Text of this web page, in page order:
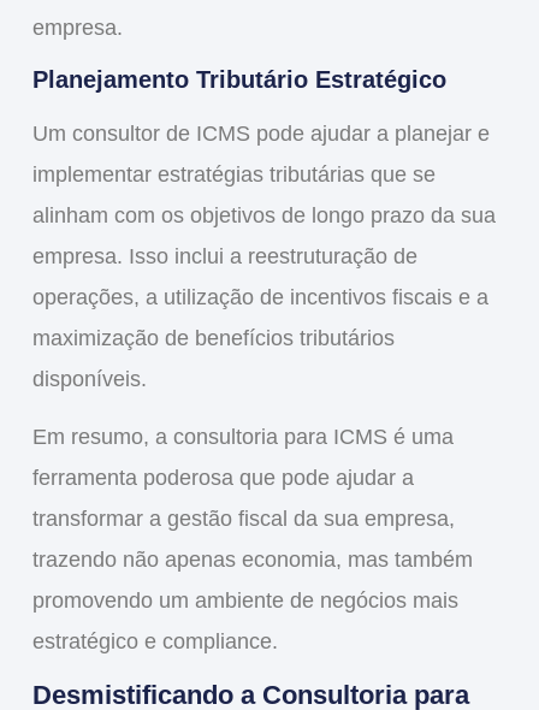
empresa.
Planejamento Tributário Estratégico
Um consultor de ICMS pode ajudar a planejar e
implementar estratégias tributárias que se
alinham com os objetivos de longo prazo da sua
empresa. Isso inclui a reestruturação de
operações, a utilização de incentivos fiscais e a
maximização de benefícios tributários
disponíveis.
Em resumo, a consultoria para ICMS é uma
ferramenta poderosa que pode ajudar a
transformar a gestão fiscal da sua empresa,
trazendo não apenas economia, mas também
promovendo um ambiente de negócios mais
estratégico e compliance.
Desmistificando a Consultoria para